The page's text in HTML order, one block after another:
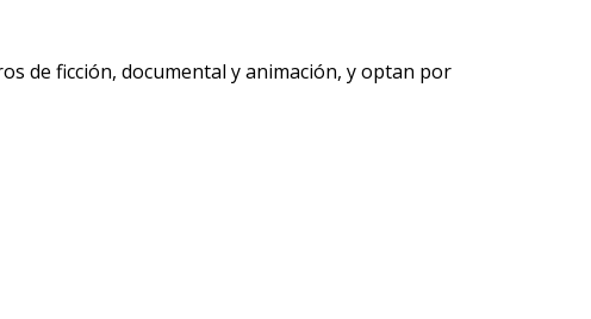
de ficción, documental y animación, y optan por